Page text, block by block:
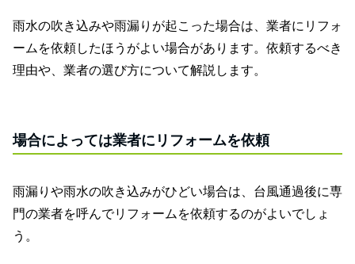
雨水の吹き込みや雨漏りが起こった場合は、業者にリフォ
ームを依頼したほうがよい場合があります。依頼するべき
理由や、業者の選び方について解説します。
場合によっては業者にリフォームを依頼
雨漏りや雨水の吹き込みがひどい場合は、台風通過後に専
門の業者を呼んでリフォームを依頼するのがよいでしょ
う。